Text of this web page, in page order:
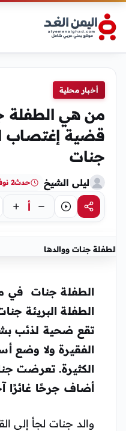
أخبار محلية
من هي الطفلة
قضية إغتصاب
جنات
ليلى الشيخ حدث2 نوفمبر، 2024
مشاركةاستماع أ
الطفلة جنات ووالدها
الطفلة جنات في
الطفلة البريئة
تقع ضحية لذئب
الفقيرة ولا وضع
الكثيرة. تعرضت
أضاف جرحًا غائرًا
والد جنات لجأ إلى